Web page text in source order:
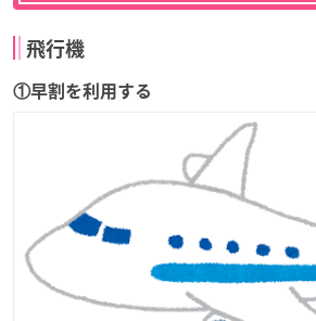
飛行機
①早割を利用する